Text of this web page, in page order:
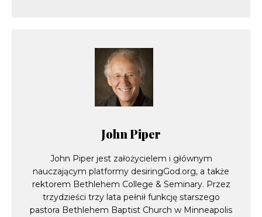
John Piper
John Piper jest założycielem i głównym
nauczającym platformy desiringGod.org, a także
rektorem Bethlehem College & Seminary. Przez
trzydzieści trzy lata pełnił funkcję starszego
pastora Bethlehem Baptist Church w Minneapolis